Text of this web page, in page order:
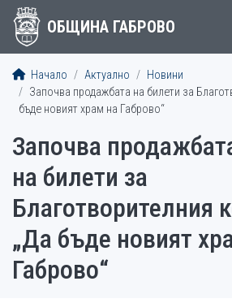
ОБЩИНА ГАБРОВО
Начало Актуално
Новини
Започва продажбата на билети за
бъде новият храм на Габрово“
Започва
на билети за
Благотворителния
„Да бъде новият
Габрово“